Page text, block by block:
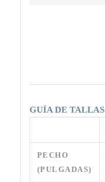
GUÍA DE TALLAS
PECHO
(PULGADAS)